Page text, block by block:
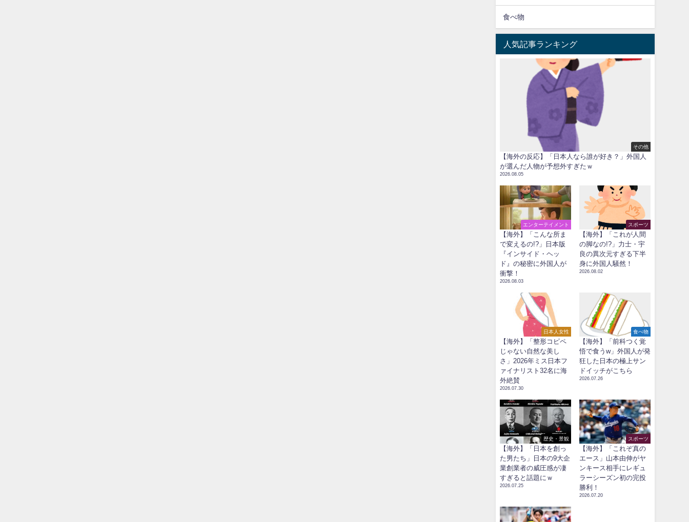
食べ物
人気記事ランキング
その他
【海外の反応】「日本人なら誰が好き？」外国人
が選んだ人物が予想外すぎたｗ
2026.08.05
エンターテイメント
【海外】「こんな所ま
で変えるの!?」日本版
『インサイド・ヘッ
ド』の秘密に外国人が
衝撃！
2026.08.03
スポーツ
【海外】「これが人間
の脚なの!?」力士・宇
良の異次元すぎる下半
身に外国人騒然！
2026.08.02
日本人女性
【海外】「整形コピペ
じゃない自然な美し
さ」2026年ミス日本フ
ァイナリスト32名に海
外絶賛
2026.07.30
食べ物
【海外】「前科つく覚
悟で食うw」外国人が発
狂した日本の極上サン
ドイッチがこちら
2026.07.26
歴史・景観
【海外】「日本を創っ
た男たち」日本の9大企
業創業者の威圧感が凄
すぎると話題にｗ
2026.07.25
スポーツ
【海外】「これぞ真の
エース」山本由伸がヤ
ンキース相手にレギュ
ラーシーズン初の完投
勝利！
2026.07.20